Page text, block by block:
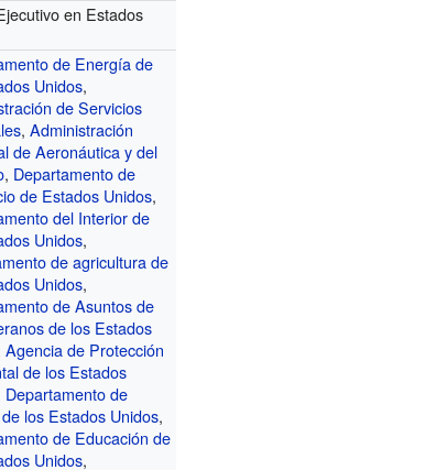
en Estados
de Energía de
Unidos,
de Servicios
,Administración
de Aeronáutica y del
, Departamento de
de Estados Unidos,
del Interior de
Unidos,
de agricultura de
Unidos,
de Asuntos de
de los Estados
Agencia de Protección
de los Estados
Departamento de
los Estados Unidos,
de Educación de
Unidos,